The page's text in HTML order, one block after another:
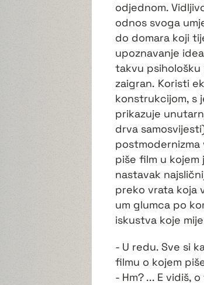
odjednom.
odnos svoga
do domara koji
upoznavanje
takvu
zaigran. Koristi
konstrukcijom, s
prikazuje
drva
piše film u kojem
nastavak
preko vrata koja
um glumca po
iskustva koje
- U redu. Sve si
filmu o kojem
- Hm? ... E vidiš,